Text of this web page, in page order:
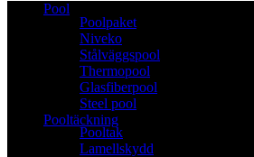
Pool
Poolpaket
Niveko
Stålväggspool
Thermopool
Glasfiberpool
Steel pool
Pooltäckning
Pooltak
Lamellskydd